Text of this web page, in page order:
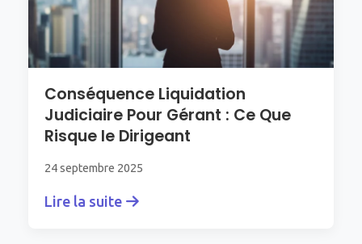
Conséquence Liquidation
Judiciaire Pour Gérant : Ce Que
Risque le Dirigeant
24 septembre 2025
Lire la suite